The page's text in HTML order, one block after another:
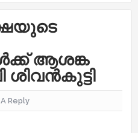
ആശങ്ക
ശിവൻകുട്ടി
Reply